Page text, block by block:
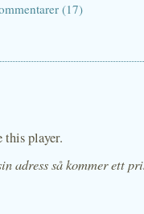
(17)
this player.
adress så kommer ett